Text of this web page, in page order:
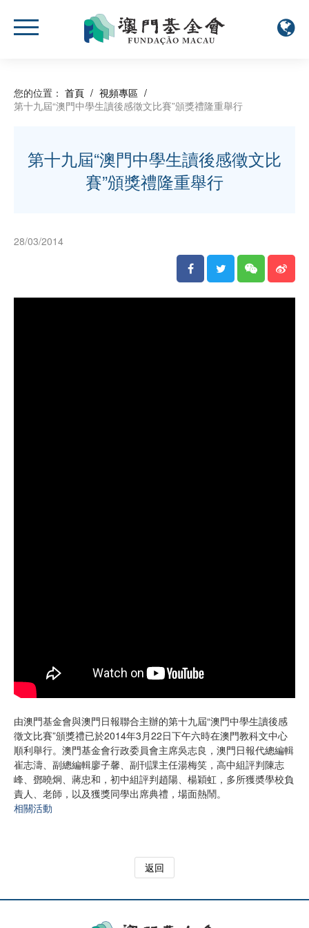
您的位置： 首頁 / 視頻專區 /
第十九屆“澳門中學生讀後感徵文比賽”頒獎禮隆重舉行
第十九屆“澳門中學生讀後感徵文比
賽”頒獎禮隆重舉行
28/03/2014
由澳門基金會與澳門日報聯合主辦的第十九屆“澳門中學生讀後感
徵文比賽”頒獎禮已於2014年3月22日下午六時在澳門教科文中心
順利舉行。澳門基金會行政委員會主席吳志良，澳門日報代總編輯
崔志濤、副總編輯廖子馨、副刊課主任湯梅笑，高中組評判陳志
峰、鄧曉炯、蔣忠和，初中組評判趙陽、楊穎虹，多所獲奬學校負
責人、老師，以及獲獎同學出席典禮，場面熱鬧。
相關活動
返回